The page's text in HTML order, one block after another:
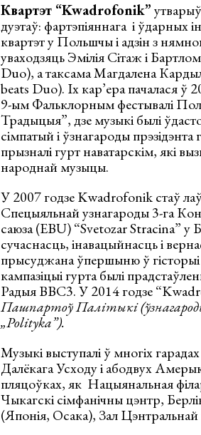
Квартэт “Kwadrofonik”
дуэтаў: фартэпіяннага і ўдарных
квартэт у Польшчы і адзін з
уваходзяць Эмілія Сітаж і
Duo), а таксама Магдалена
beats Duo). Іх кар’ера пачалася ў
9-ым Фальклорным фестывалі
Традыцыя”, дзе музыкі былі
сімпатый і ўзнагароды
прызналі гурт наватарскім, які
народнай музыцы.
У 2007 годзе Kwadrofonik стаў
Спецыяльнай узнагароды 3-га
саюза (EBU) “Svetozar Stracina” у
сучаснасць, інавацыйнасць і
прысуджана ўпершыню ў
кампазіцыі гурта былі
Радыя BBC3. У 2014 годзе
Пашпартоў Палітыкі (ўзнагароды
„Politykа”).
Музыкі выступалі ў многіх
Далёкага Усходу і абодвух
пляцоўках, як Нацыянальная
Чыкагскі сімфанічны цэнтр,
(Японія, Осака), Зал Цэнтральнай